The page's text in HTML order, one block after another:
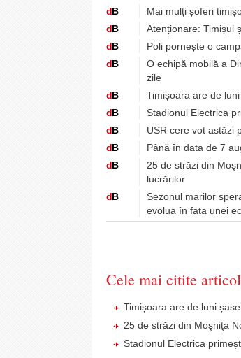
dB
Mai mulți șoferi
dB
Atenționare: Timișul
dB
Poli pornește o
dB
O echipă mobilă a
zile
dB
Timișoara are de
dB
Stadionul Electrica
dB
USR cere vot astăzi
dB
Până în data de 7
dB
25 de străzi din
lucrărilor
dB
Sezonul marilor
evolua în fața unei
Cele mai citite
Timișoara are de luni
25 de străzi din Moşniţa
Stadionul Electrica